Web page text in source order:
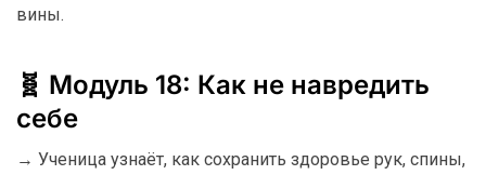
вины.
🧬 Модуль 18: Как не навредить
себе
→ Ученица узнаёт, как сохранить здоровье рук, спины,